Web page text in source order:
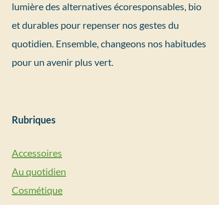
lumière des alternatives écoresponsables, bio
et durables pour repenser nos gestes du
quotidien. Ensemble, changeons nos habitudes
pour un avenir plus vert.
Rubriques
Accessoires
Au quotidien
Cosmétique